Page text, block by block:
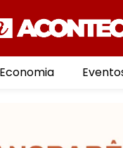
Economia